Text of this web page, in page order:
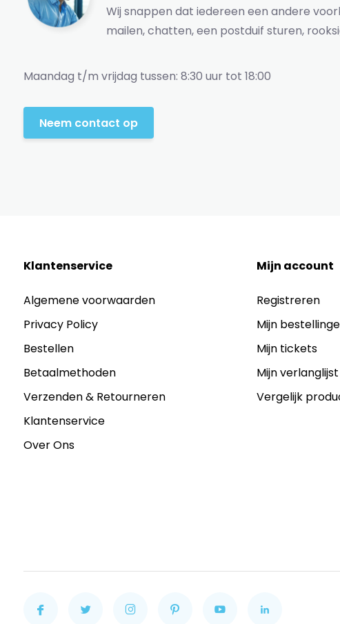
Wij snappen dat iedereen een andere
mailen, chatten, een postduif sturen,
Maandag t/m vrijdag tussen: 8:30 uur tot 18:00
Neem contact op
Klantenservice
Algemene voorwaarden
Privacy Policy
Bestellen
Betaalmethoden
Verzenden & Retourneren
Klantenservice
Over Ons
Mijn account
Registreren
Mijn
Mijn tickets
Mijn verlanglijst
Vergelijk